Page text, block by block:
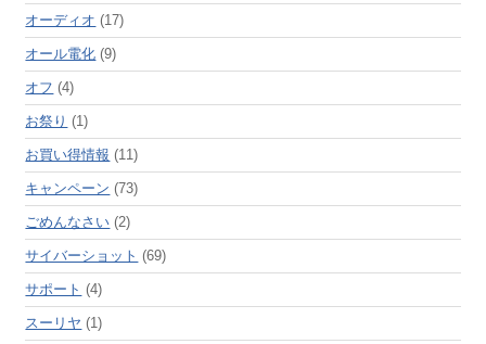
オーディオ (17)
オール電化 (9)
オフ (4)
お祭り (1)
お買い得情報 (11)
キャンペーン (73)
ごめんなさい (2)
サイバーショット (69)
サポート (4)
スーリヤ (1)